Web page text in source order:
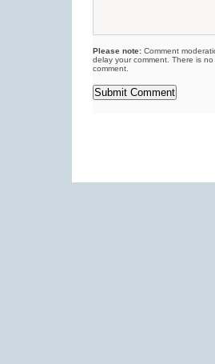
Please note: Comment
delay your comment. There is
comment.